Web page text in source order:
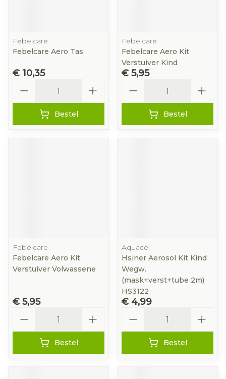
Febelcare
Febelcare Aero Tas
€ 10,35
Bestel
Febelcare
Febelcare Aero Kit
Verstuiver Kind
€ 5,95
Bestel
Febelcare
Febelcare Aero Kit
Verstuiver Volwassene
€ 5,95
Bestel
Aquacel
Hsiner Aerosol Kit Kind
Wegw.
(mask+verst+tube 2m)
HS3122
€ 4,99
Bestel